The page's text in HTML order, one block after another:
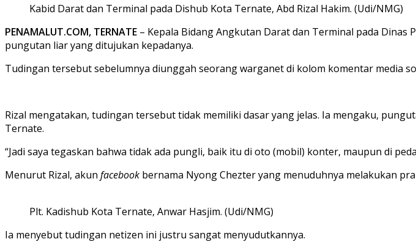
Kabid Darat dan Terminal pada Dishub Kota Ternate, Abd Rizal Hakim. (Udi/NMG)
PENAMALUT.COM, TERNATE – Kepala Bidang Angkutan Darat dan Terminal pada
pungutan liar yang ditujukan kepadanya.
Tudingan tersebut sebelumnya diunggah seorang warganet di kolom komentar media
Rizal mengatakan, tudingan tersebut tidak memiliki dasar yang jelas. Ia mengaku,
Ternate.
“Jadi saya tegaskan bahwa tidak ada pungli, baik itu di oto (mobil) konter, maupun di
Menurut Rizal, akun facebook bernama Nyong Chezter yang menuduhnya melakukan
Plt. Kadishub Kota Ternate, Anwar Hasjim. (Udi/NMG)
Ia menyebut tudingan netizen ini justru sangat menyudutkannya.